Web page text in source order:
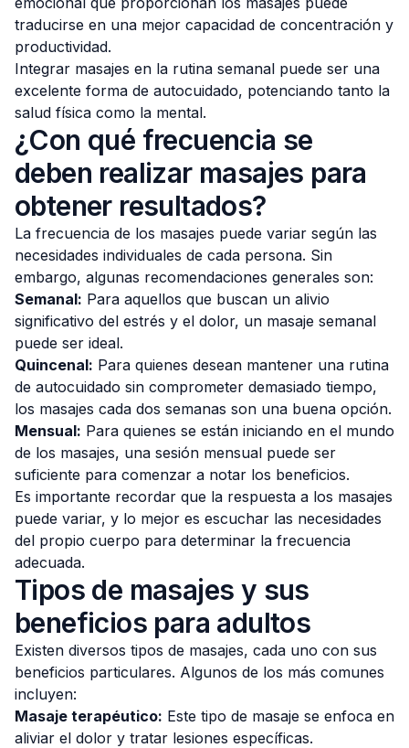
traducirse en una mejor capacidad de concentración y
productividad.
Integrar masajes en la rutina semanal puede ser una
excelente forma de autocuidado, potenciando tanto la
salud física como la mental.
¿Con qué frecuencia se
deben realizar masajes para
obtener resultados?
La frecuencia de los masajes puede variar según las
necesidades individuales de cada persona. Sin
embargo, algunas recomendaciones generales son:
Semanal: Para aquellos que buscan un alivio
significativo del estrés y el dolor, un masaje semanal
puede ser ideal.
Quincenal: Para quienes desean mantener una rutina
de autocuidado sin comprometer demasiado tiempo,
los masajes cada dos semanas son una buena opción.
Mensual: Para quienes se están iniciando en el mundo
de los masajes, una sesión mensual puede ser
suficiente para comenzar a notar los beneficios.
Es importante recordar que la respuesta a los masajes
puede variar, y lo mejor es escuchar las necesidades
del propio cuerpo para determinar la frecuencia
adecuada.
Tipos de masajes y sus
beneficios para adultos
Existen diversos tipos de masajes, cada uno con sus
beneficios particulares. Algunos de los más comunes
incluyen:
Masaje terapéutico: Este tipo de masaje se enfoca en
aliviar el dolor y tratar lesiones específicas.